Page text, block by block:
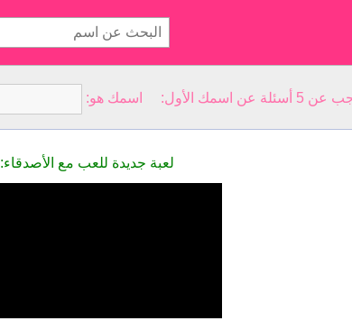
الأول: اسمك هو:
لعبة جديدة للعب مع الأصدقاء: